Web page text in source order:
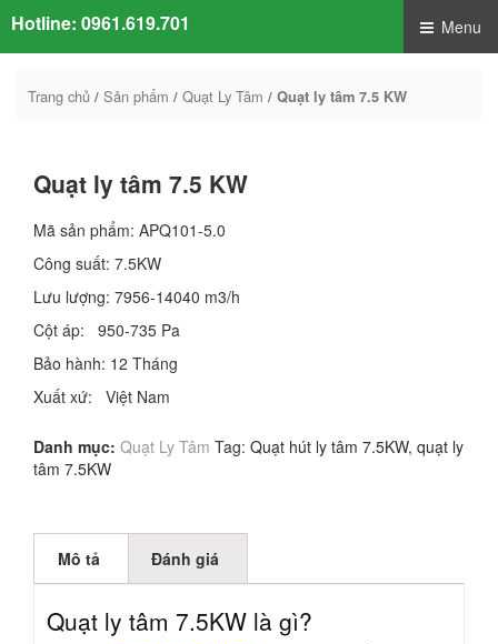
Hotline: 0961.619.701 Menu
Trang chủ / Sản phẩm / Quạt Ly Tâm / Quạt ly tâm 7.5 KW
Quạt ly tâm 7.5 KW
Mã sản phẩm: APQ101-5.0
Công suất: 7.5KW
Lưu lượng: 7956-14040 m3/h
Cột áp: 950-735 Pa
Bảo hành: 12 Tháng
Xuất xứ: Việt Nam
Danh mục: Quạt Ly Tâm Tag: Quạt hút ly tâm 7.5KW, quạt ly
tâm 7.5KW
Mô tả Đánh giá
Quạt ly tâm 7.5KW là gì?